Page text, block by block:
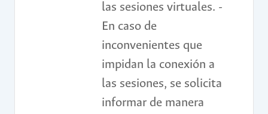
las sesiones virtuales. -
En caso de
inconvenientes que
impidan la conexión a
las sesiones, se solicita
informar de manera